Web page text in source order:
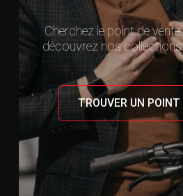
Cherchez le point de
découvrez nos
TROUVER UN